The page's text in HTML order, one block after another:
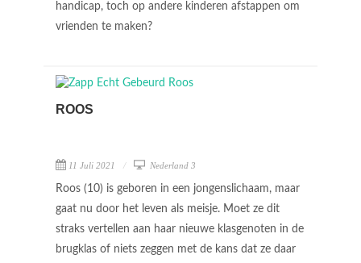
handicap, toch op andere kinderen afstappen om
vrienden te maken?
ROOS
11 Juli 2021 Nederland 3
Roos (10) is geboren in een jongenslichaam, maar
gaat nu door het leven als meisje. Moet ze dit
straks vertellen aan haar nieuwe klasgenoten in de
brugklas of niets zeggen met de kans dat ze daar